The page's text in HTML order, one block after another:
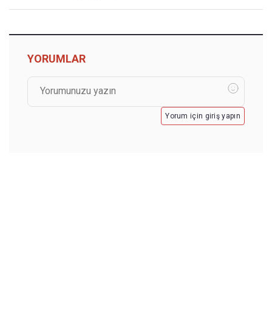
YORUMLAR
Yorum için giriş yapın